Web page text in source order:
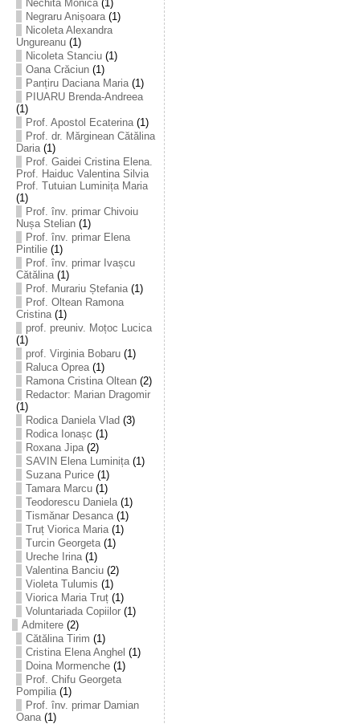
Nechita Monica(1)
Negraru Anișoara(1)
Nicoleta Alexandra
Ungureanu(1)
Nicoleta Stanciu(1)
Oana Crăciun(1)
Panțiru Daciana Maria(1)
PIUARU Brenda-Andreea
(1)
Prof. Apostol Ecaterina(1)
Prof. dr. Mărginean Cătălina
Daria(1)
Prof. Gaidei Cristina Elena.
Prof. Haiduc Valentina Silvia
Prof. Tutuian Luminița Maria
(1)
Prof. înv. primar Chivoiu
Nușa Stelian(1)
Prof. înv. primar Elena
Pintilie(1)
Prof. înv. primar Ivașcu
Cătălina(1)
Prof. Murariu Ștefania(1)
Prof. Oltean Ramona
Cristina(1)
prof. preuniv. Moțoc Lucica
(1)
prof. Virginia Bobaru(1)
Raluca Oprea(1)
Ramona Cristina Oltean(2)
Redactor: Marian Dragomir
(1)
Rodica Daniela Vlad (3)
Rodica Ionașc (1)
Roxana Jipa(2)
SAVIN Elena Luminița(1)
Suzana Purice(1)
Tamara Marcu(1)
Teodorescu Daniela(1)
Tismănar Desanca(1)
Truț Viorica Maria(1)
Turcin Georgeta(1)
Ureche Irina(1)
Valentina Banciu(2)
Violeta Tulumis (1)
Viorica Maria Truț(1)
Voluntariada Copiilor(1)
Admitere(2)
Cătălina Tirim (1)
Cristina Elena Anghel (1)
Doina Mormenche(1)
Prof. Chifu Georgeta
Pompilia(1)
Prof. înv. primar Damian
Oana(1)